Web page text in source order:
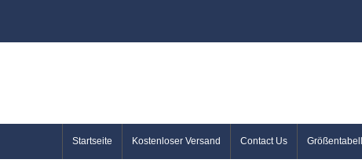
Startseite Kostenloser Versand Contact Us